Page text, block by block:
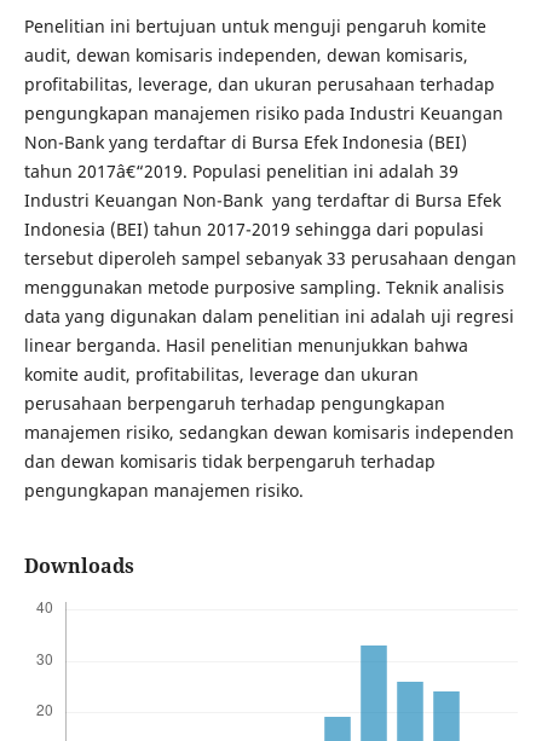
Penelitian ini bertujuan untuk menguji pengaruh komite
audit, dewan komisaris independen, dewan komisaris,
profitabilitas, leverage, dan ukuran perusahaan terhadap
pengungkapan manajemen risiko pada Industri Keuangan
Non-Bank yang terdaftar di Bursa Efek Indonesia (BEI)
tahun 2017â€“2019. Populasi penelitian ini adalah 39
Industri Keuangan Non-Bank yang terdaftar di Bursa Efek
Indonesia (BEI) tahun 2017-2019 sehingga dari populasi
tersebut diperoleh sampel sebanyak 33 perusahaan dengan
menggunakan metode purposive sampling. Teknik analisis
data yang digunakan dalam penelitian ini adalah uji regresi
linear berganda. Hasil penelitian menunjukkan bahwa
komite audit, profitabilitas, leverage dan ukuran
perusahaan berpengaruh terhadap pengungkapan
manajemen risiko, sedangkan dewan komisaris independen
dan dewan komisaris tidak berpengaruh terhadap
pengungkapan manajemen risiko.
Downloads